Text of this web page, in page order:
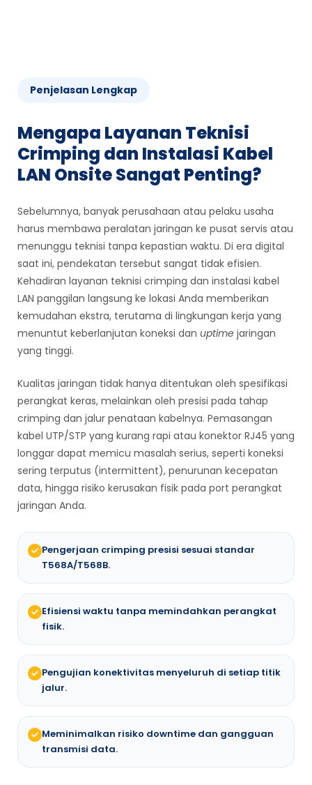
Penjelasan Lengkap
Mengapa Layanan Teknisi
Crimping dan Instalasi Kabel
LAN Onsite Sangat Penting?
Sebelumnya, banyak perusahaan atau pelaku usaha
harus membawa peralatan jaringan ke pusat servis atau
menunggu teknisi tanpa kepastian waktu. Di era digital
saat ini, pendekatan tersebut sangat tidak efisien.
Kehadiran layanan teknisi crimping dan instalasi kabel
LAN panggilan langsung ke lokasi Anda memberikan
kemudahan ekstra, terutama di lingkungan kerja yang
menuntut keberlanjutan koneksi dan uptime jaringan
yang tinggi.
Kualitas jaringan tidak hanya ditentukan oleh spesifikasi
perangkat keras, melainkan oleh presisi pada tahap
crimping dan jalur penataan kabelnya. Pemasangan
kabel UTP/STP yang kurang rapi atau konektor RJ45 yang
longgar dapat memicu masalah serius, seperti koneksi
sering terputus (intermittent), penurunan kecepatan
data, hingga risiko kerusakan fisik pada port perangkat
jaringan Anda.
Pengerjaan crimping presisi sesuai standar
T568A/T568B.
Efisiensi waktu tanpa memindahkan perangkat
fisik.
Pengujian konektivitas menyeluruh di setiap titik
jalur.
Meminimalkan risiko downtime dan gangguan
transmisi data.